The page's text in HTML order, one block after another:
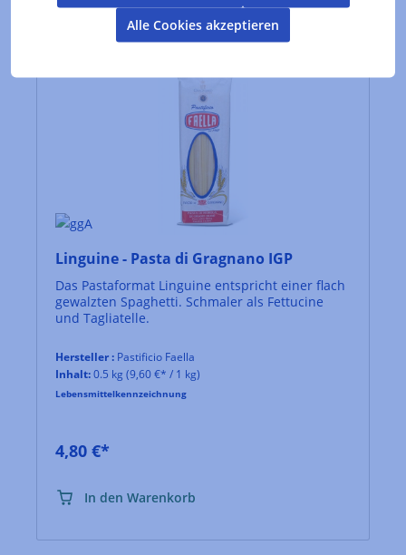
Linguine - Pasta di Gragnano IGP
Das Pastaformat Linguine entspricht einer flach
gewalzten Spaghetti. Schmaler als Fettucine
und Tagliatelle.​
Hersteller : Pastificio Faella
Inhalt:0.5 kg (9,60 €* / 1 kg)
Lebensmittelkennzeichnung
4,80 €*
In den Warenkorb
Alle Cookies akzeptieren